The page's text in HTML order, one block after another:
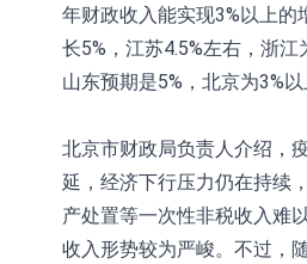
年财政收入能实现3%以上的
长5%，江苏4.5%左右，浙江
山东预期是5%，北京为3%以
北京市财政局负责人介绍，
延，经济下行压力仍在持续
产处置等一次性非税收入难
收入形势较为严峻。不过，